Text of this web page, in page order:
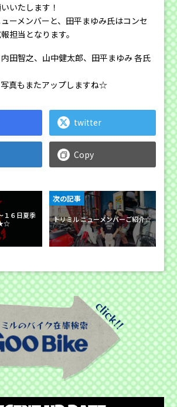
いたします！
ーメンバーと、田平まゆみ氏はコンセ
担当となります。
田智之、山中健太郎、田平まゆみ 各氏
真もまたアップしますね☆
twitter
Copy
６日夏季
トリミル ニューメンバーご紹介☆
次の記事